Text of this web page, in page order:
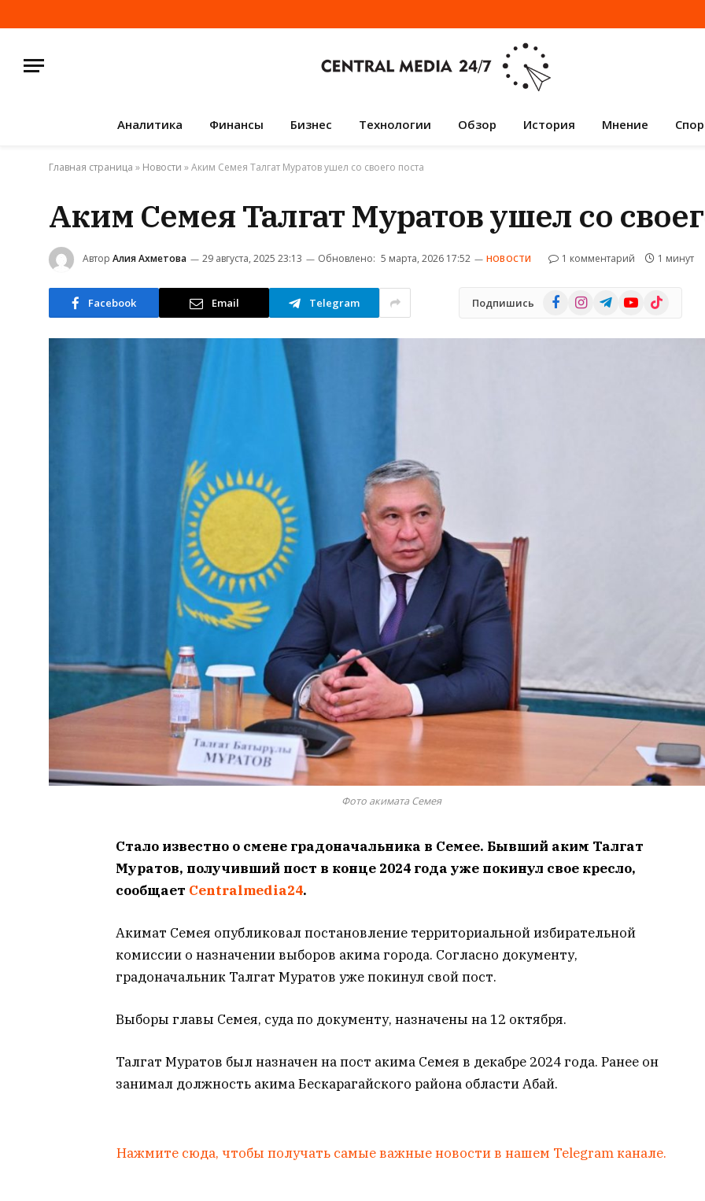
Аналитика Финансы Бизнес Технологии Обзор История Мнение
Главная страница » Новости »Аким Семея Талгат Муратов ушел со своего поста
Аким Семея Талгат Муратов ушел со
Автор Алия Ахметова 29 августа, 2025 23:13 Обновлено: 5 марта, 2026 17:52 НОВОСТИ 1 комментарий 1 минут
Facebook Email Telegram Подпишись FacebookInstagramTelegramYouTube
TikTok
Фото акимата Семея
Стало известно о смене градоначальника в Семее. Бывший аким Талгат
Муратов, получивший пост в конце 2024 года уже покинул свое кресло,
сообщает Centralmedia24.
Акимат Семея опубликовал постановление территориальной избирательной
комиссии о назначении выборов акима города. Согласно документу,
градоначальник Талгат Муратов уже покинул свой пост.
Выборы главы Семея, суда по документу, назначены на 12 октября.
Талгат Муратов был назначен на пост акима Семея в декабре 2024 года. Ранее он
занимал должность акима Бескарагайского района области Абай.
Нажмите сюда, чтобы получать самые важные новости в нашем Telegram канале.